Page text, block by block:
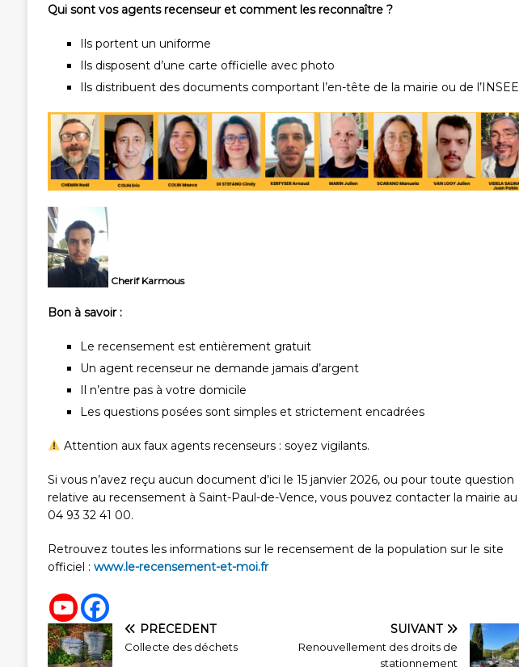
Qui sont vos agents recenseur et comment les reconnaître ?
Ils portent un uniforme
Ils disposent d’une carte officielle avec photo
Ils distribuent des documents comportant l’en-tête de la mairie ou de l’INSEE
Cherif Karmous
Bon à savoir :
Le recensement est entièrement gratuit
Un agent recenseur ne demande jamais d’argent
Il n’entre pas à votre domicile
Les questions posées sont simples et strictement encadrées
Attention aux faux agents recenseurs : soyez vigilants.
Si vous n’avez reçu aucun document d’ici le 15 janvier 2026, ou pour toute question
relative au recensement à Saint-Paul-de-Vence, vous pouvez contacter la mairie au
04 93 32 41 00.
Retrouvez toutes les informations sur le recensement de la population sur le site
officiel : www.le-recensement-et-moi.fr
PRÉCÉDENT
Collecte des déchets
SUIVANT
Renouvellement des droits de
stationnement